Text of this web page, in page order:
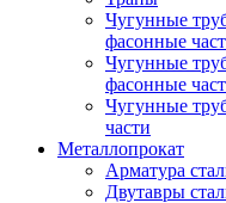
Чугунные
фасонные
Чугунные
фасонные
Чугунные
части
Металлопрокат
Арматура
Двутавры